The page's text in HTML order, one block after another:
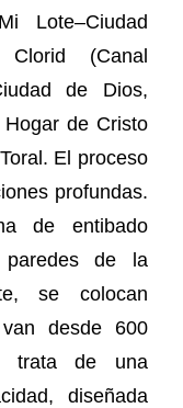
Lote–Ciudad
Clorid (Canal
de Dios,
de Cristo
El proceso
profundas.
de entibado
paredes de la
se colocan
desde 600
trata de una
diseñada